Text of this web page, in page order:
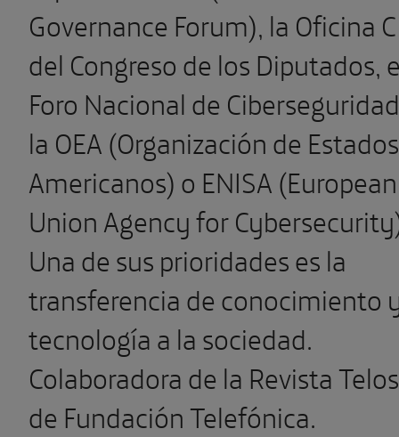
Governance Forum), la Oficina C
del Congreso de los Diputados,
Foro Nacional de
la OEA (Organización de Estados
Americanos) o ENISA (European
Union Agency for
Una de sus prioridades es la
transferencia de conocimiento
tecnología a la sociedad.
Colaboradora de la Revista
de Fundación Telefónica.